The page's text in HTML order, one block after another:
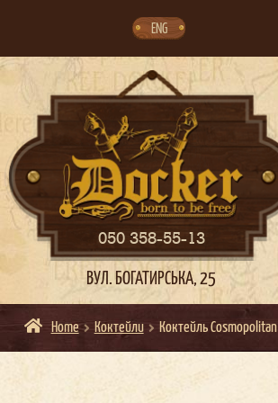
ENG
050 358-55-13
ВУЛ. БОГАТИРСЬКА, 25
Home Коктейли Коктейль Cosmopolitan